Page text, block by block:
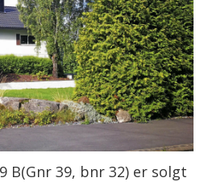
B(Gnr 39, bnr 32) er solgt